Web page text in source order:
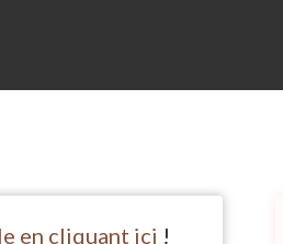
en cliquant ici !